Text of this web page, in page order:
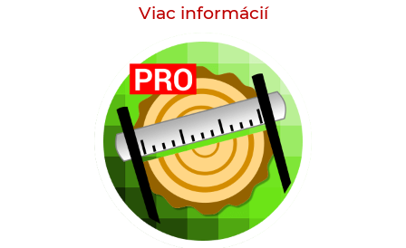
Viac informácií